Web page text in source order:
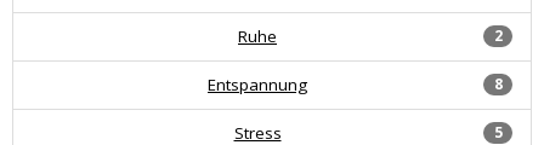
2
Ruhe
8
Entspannung
5
Stress